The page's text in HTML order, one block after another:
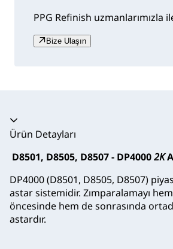
PPG Refinish uzmanlarımızla
Bize Ulaşın
Akordeon daraltıldı
Ürün Detayları
D8501, D8505, D8507 - DP40002K
DP4000 (D8501, D8505, D8507)
astar sistemidir. Zımparalamayı
öncesinde hem de sonrasında
astardır.